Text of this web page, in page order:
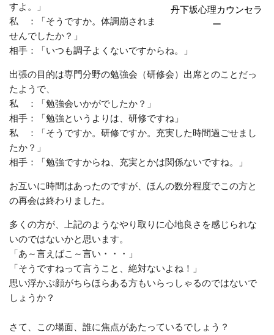
丹下坂心理カウンセラ
ー
すよ。」
私 ：「そうですか。体調崩されま
せんでしたか？」
相手：「いつも調子よくないですからね。」
出張の目的は専門分野の勉強会（研修会）出席とのことだっ
たようで、
私 ：「勉強会いかがでしたか？」
相手：「勉強というよりは、研修ですね」
私 ：「そうですか。研修ですか。充実した時間過ごせまし
たか？」
相手：「勉強ですからね、充実とかは関係ないですね。」
お互いに時間はあったのですが、ほんの数分程度でこの方と
の再会は終わりました。
多くの方が、上記のようなやり取りに心地良さを感じられな
いのではないかと思います。
「あ～言えばこ～言い・・・」
「そうですねって言うこと、絶対ないよね！」
思い浮かぶ顔がちらほらある方もいらっしゃるのではないで
しょうか？
さて、この場面、誰に焦点があたっているでしょう？